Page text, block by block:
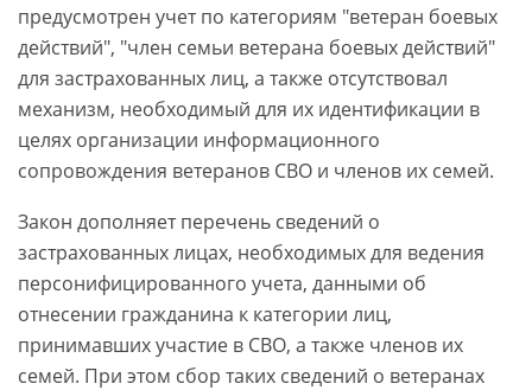
предусмотрен учет по категориям "ветеран боевых
действий", "член семьи ветерана боевых действий"
для застрахованных лиц, а также отсутствовал
механизм, необходимый для их идентификации в
целях организации информационного
сопровождения ветеранов СВО и членов их семей.
Закон дополняет перечень сведений о
застрахованных лицах, необходимых для ведения
персонифицированного учета, данными об
отнесении гражданина к категории лиц,
принимавших участие в СВО, а также членов их
семей. При этом сбор таких сведений о ветеранах